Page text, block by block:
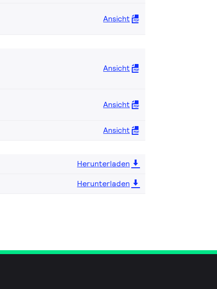
Ansicht
Ansicht
Ansicht
Ansicht
Herunterladen
Herunterladen